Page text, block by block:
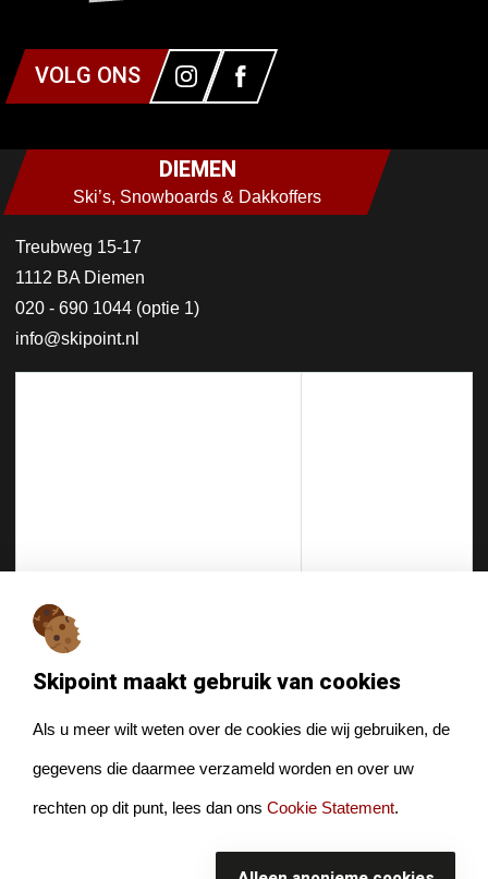
Skipoint maakt gebruik van cookies
Als u meer wilt weten over de cookies die wij gebruiken, de
gegevens die daarmee verzameld worden en over uw
rechten op dit punt, lees dan ons Cookie Statement.
VOLG ONS
DIEMEN
Ski’s, Snowboards & Dakkoffers
Treubweg 15-17
1112 BA Diemen
020 - 690 1044 (optie 1)
info@skipoint.nl
Zondag Gesloten